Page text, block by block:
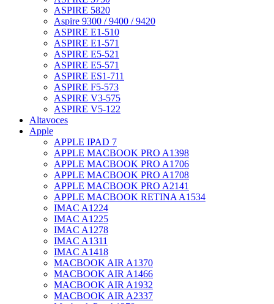
ASPIRE 5820
Aspire 9300 / 9400 / 9420
ASPIRE E1-510
ASPIRE E1-571
ASPIRE E5-521
ASPIRE E5-571
ASPIRE ES1-711
ASPIRE F5-573
ASPIRE V3-575
ASPIRE V5-122
Altavoces
Apple
APPLE IPAD 7
APPLE MACBOOK PRO A1398
APPLE MACBOOK PRO A1706
APPLE MACBOOK PRO A1708
APPLE MACBOOK PRO A2141
APPLE MACBOOK RETINA A1534
IMAC A1224
IMAC A1225
IMAC A1278
IMAC A1311
IMAC A1418
MACBOOK AIR A1370
MACBOOK AIR A1466
MACBOOK AIR A1932
MACBOOK AIR A2337